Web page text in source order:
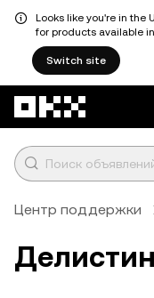
Looks like you're in the
for products available
Switch site
Центр поддержки